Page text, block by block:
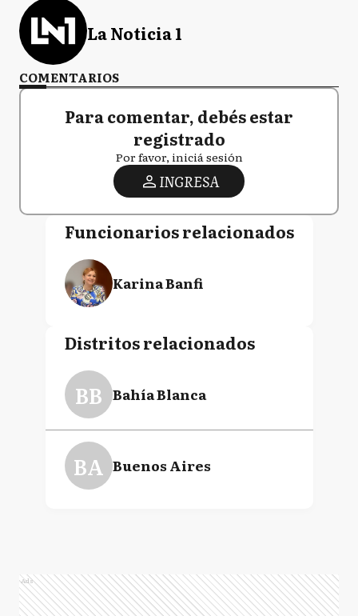
La Noticia 1
COMENTARIOS
Para comentar, debés estar
registrado
Por favor, iniciá sesión
INGRESA
Funcionarios relacionados
Karina Banfi
Distritos relacionados
BB Bahía Blanca
BA Buenos Aires
Ads